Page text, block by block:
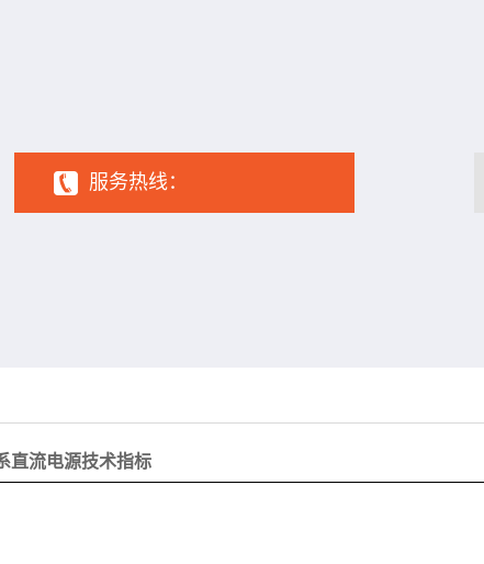
服务热线：
直流电源技术指标
公司